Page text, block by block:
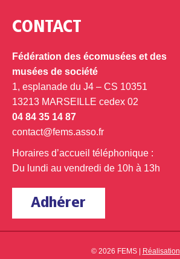
CONTACT
Fédération des écomusées et des
musées de société
1, esplanade du J4 – CS 10351
13213 MARSEILLE cedex 02
04 84 35 14 87
contact@fems.asso.fr
Horaires d’accueil téléphonique :
Du lundi au vendredi de 10h à 13h
Adhérer
© 2026 FEMS | Réalisation